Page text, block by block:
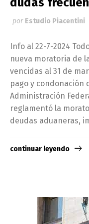
por Estudio Piacentini
Info al 22-7-2024
nueva moratoria de
vencidas al 31 de
pago y condonación
Administración
reglamentó la
deudas aduaneras,
continuar leyendo